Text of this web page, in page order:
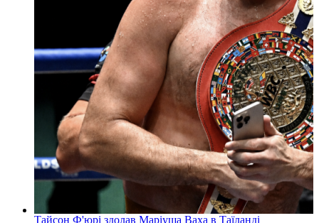
Тайсон Ф'юрі здолав Маріуша Ваха в Таїланді